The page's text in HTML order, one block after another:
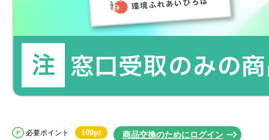
必要ポイント 100pt 商品交換のためにログイン